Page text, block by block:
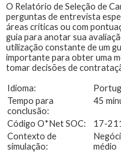
O Relatório de Seleção de
perguntas de entrevista
áreas críticas ou com
guia para anotar sua
utilização constante de um
importante para obter uma
tomar decisões de
Idioma:
Tempo para
conclusão:
45
Código O*Net SOC:
17-
Contexto de
simulação:
médio